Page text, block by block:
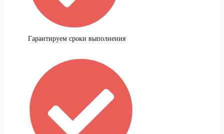
Гарантируем сроки выполнения